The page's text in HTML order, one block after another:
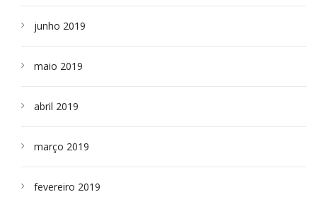
junho 2019
maio 2019
abril 2019
março 2019
fevereiro 2019